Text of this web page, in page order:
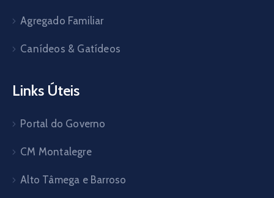
Agregado Familiar
Canídeos & Gatídeos
Links Úteis
Portal do Governo
CM Montalegre
Alto Tâmega e Barroso